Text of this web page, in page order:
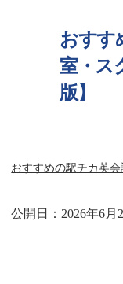
おすす
室・ス
版】
おすすめの駅チカ英
公開日：2026年6月